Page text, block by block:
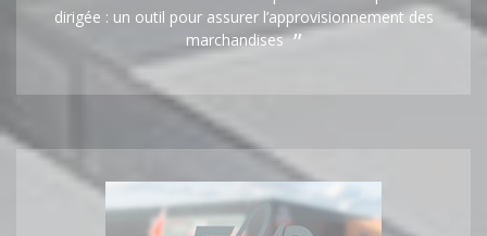
dirigée : un outil pour assurer l’approvisionnement des
marchandises